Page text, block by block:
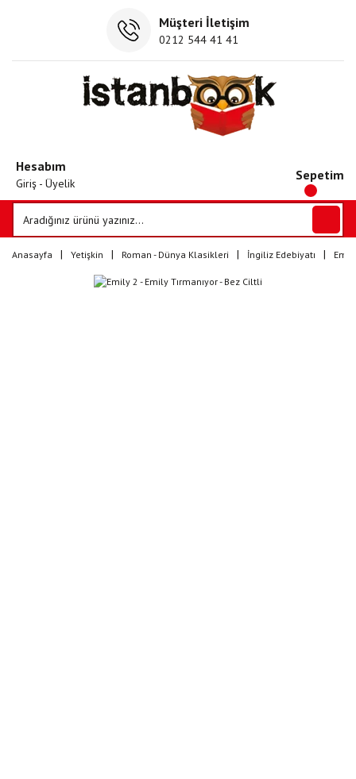
Müşteri İletişim
0212 544 41 41
Hesabım
Giriş - Üyelik
Sepetim
Anasayfa Yetişkin Roman - Dünya Klasikleri İngiliz Edebiyatı